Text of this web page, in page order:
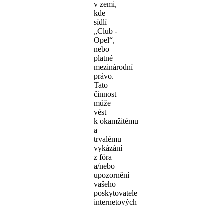
v zemi,
kde
sídlí
„Club -
Opel“,
nebo
platné
mezinárodní
právo.
Tato
činnost
může
vést
k okamžitému
a
trvalému
vykázání
z fóra
a/nebo
upozornění
vašeho
poskytovatele
internetových